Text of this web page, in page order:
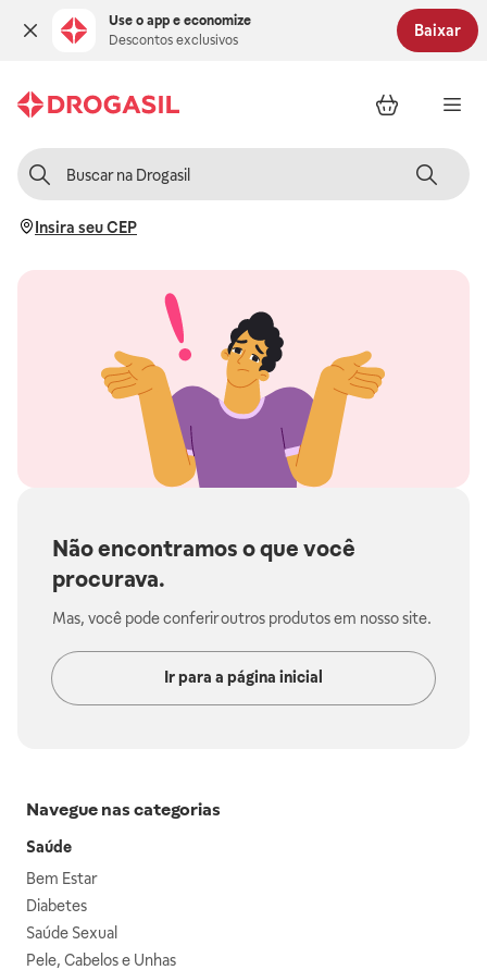
Use o app e economize
Descontos exclusivos
Baixar
Insira seu CEP
Não encontramos o que você
procurava.
Mas, você pode conferir outros produtos em nosso site.
Ir para a página inicial
Navegue nas categorias
Saúde
Bem Estar
Diabetes
Saúde Sexual
Pele, Cabelos e Unhas